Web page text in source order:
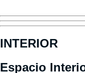
INTERIOR
Espacio